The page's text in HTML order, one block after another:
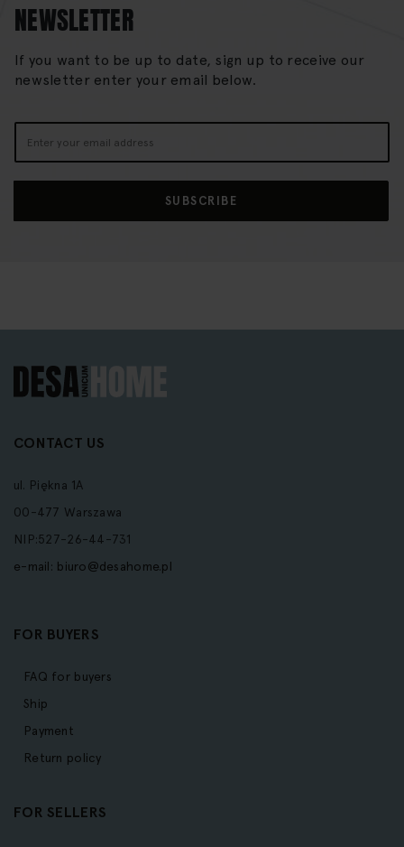
NEWSLETTER
If you want to be up to date, sign up to receive our
newsletter enter your email below.
Up
SUBSCRIBE
CONTACT US
ul. Piękna 1A
00-477 Warszawa
NIP:527-26-44-731
e-mail: biuro@desahome.pl
FOR BUYERS
FAQ for buyers
Ship
Payment
Return policy
FOR SELLERS